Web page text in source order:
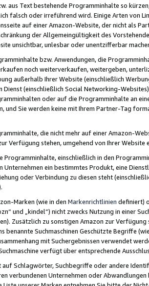
aus Text bestehende Programminhalte so
falsch oder irreführend wird. Einige Arten von
auf einer Amazon-Website, der nicht als
der Allgemeingültigkeit des
unsichtbar, unlesbar oder unentzifferbar
bzw. Anwendungen, die
noch weiterverkaufen, weitergeben,
außerhalb Ihrer Website (einschließlich
Dienst (einschließlich Social Networking-
oder auf die Programminhalte an
und Sie werden keine mit Ihrem Partner-Tag
die nicht mehr auf einer Amazon-
Verfügung stehen, umgehend von Ihrer
Programminhalte, einschließlich in den
Unternehmen ein bestimmtes Produkt, eine
oder Verbindung zu diesen steht
Marken (wie in den Markenrichtlinien definiert)
und „kindel“) nicht zwecks Nutzung in einer
Zusätzlich zu sonstigen Amazon zur
benannte Suchmaschinen Geschützte Begriffe
mit Suchergebnissen verwendet
verfügt über entsprechende
auf Schlagwörter, Suchbegriffe oder andere
verbundenen Unternehmen oder